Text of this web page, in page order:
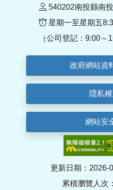
540202南投縣南
星期一至星期五
（公司登記：9:00～
政府網站資
隱私
網站安
更新日期：2026-
累積瀏覽人次